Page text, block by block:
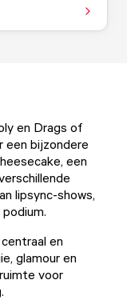
en Drags of
een bijzondere
een
lipsync-shows,
en
glamour en
voor